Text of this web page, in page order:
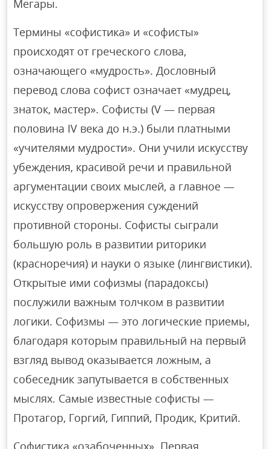
Мегары.
Термины «софистика» и «софисты»
происходят от греческого слова,
означающего «мудрость». Дословный
перевод слова софист означает «мудрец,
знаток, мастер». Софисты (V — первая
половина IV века до н.э.) были платными
«учителями мудрости». Они учили искусству
убеждения, красивой речи и правильной
аргументации своих мыслей, а главное —
искусству опровержения суждений
противной стороны. Софисты сыграли
большую роль в развитии риторики
(красноречия) и науки о языке (лингвистики).
Открытые ими софизмы (парадоксы)
послужили важным толчком в развитии
логики. Софизмы — это логические приемы,
благодаря которым правильный на первый
взгляд вывод оказывается ложным, а
собеседник запутывается в собственных
мыслях. Самые известные софисты —
Протагор, Горгий, Гиппий, Продик, Критий.
Софистика «озабоченных». Первая